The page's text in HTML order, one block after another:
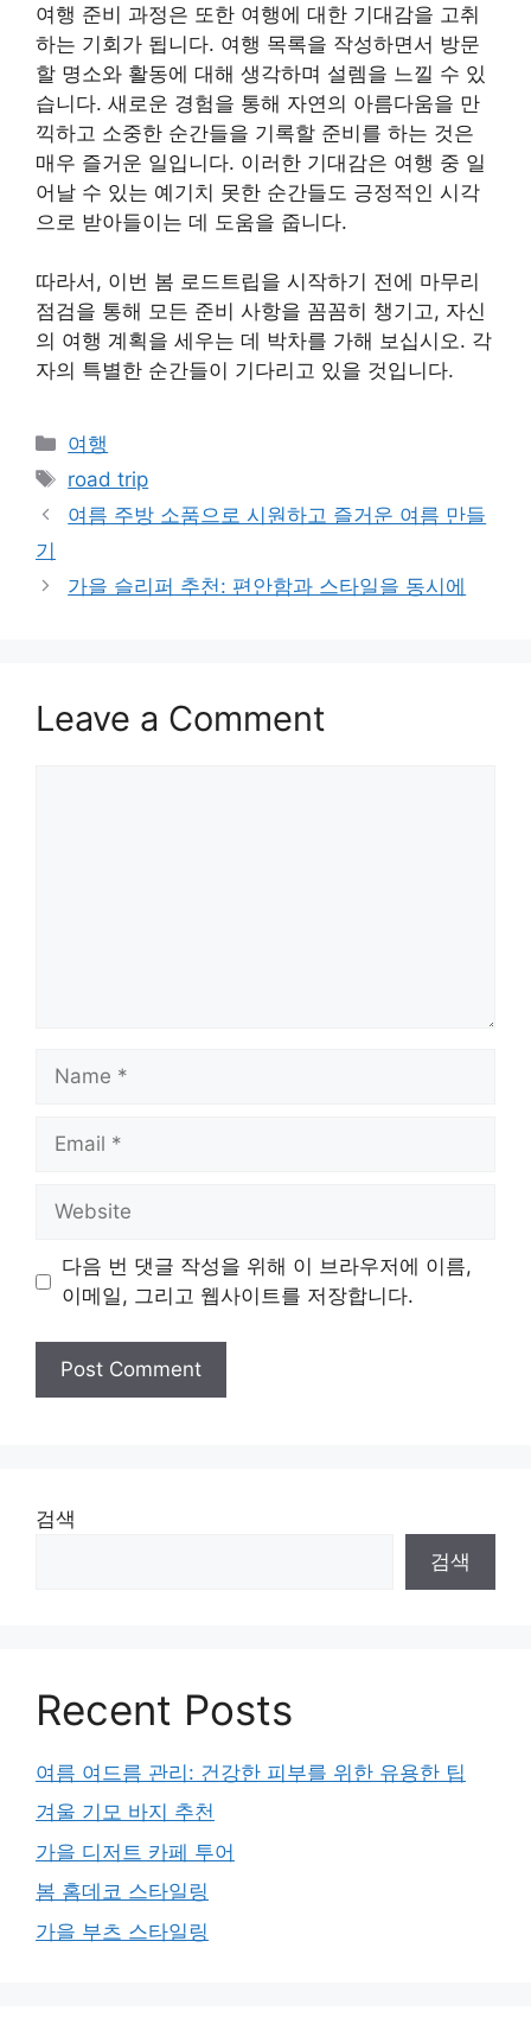
여행 준비 과정은 또한 여행에 대한 기대감을 고취
하는 기회가 됩니다. 여행 목록을 작성하면서 방문
할 명소와 활동에 대해 생각하며 설렘을 느낄 수 있
습니다. 새로운 경험을 통해 자연의 아름다움을 만
끽하고 소중한 순간들을 기록할 준비를 하는 것은
매우 즐거운 일입니다. 이러한 기대감은 여행 중 일
어날 수 있는 예기치 못한 순간들도 긍정적인 시각
으로 받아들이는 데 도움을 줍니다.
따라서, 이번 봄 로드트립을 시작하기 전에 마무리
점검을 통해 모든 준비 사항을 꼼꼼히 챙기고, 자신
의 여행 계획을 세우는 데 박차를 가해 보십시오. 각
자의 특별한 순간들이 기다리고 있을 것입니다.
Categories
여행
Tags
road trip
여름 주방 소품으로 시원하고 즐거운 여름 만들
기
가을 슬리퍼 추천: 편안함과 스타일을 동시에
Leave a Comment
Name
Email
Website
다음 번 댓글 작성을 위해 이 브라우저에 이름,
이메일, 그리고 웹사이트를 저장합니다.
검색
검색
Recent Posts
여름 여드름 관리: 건강한 피부를 위한 유용한 팁
겨울 기모 바지 추천
가을 디저트 카페 투어
봄 홈데코 스타일링
가을 부츠 스타일링